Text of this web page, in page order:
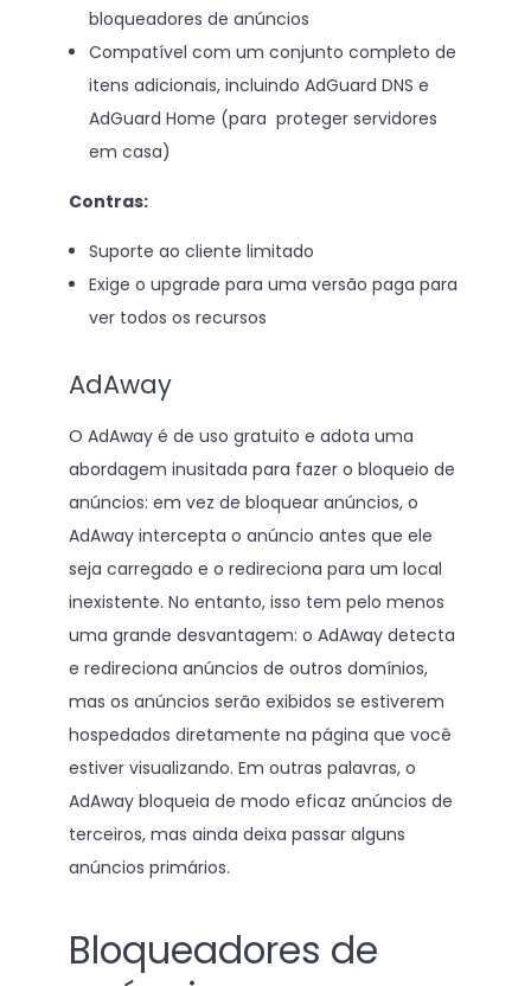
bloqueadores de anúncios
Compatível com um conjunto completo de
itens adicionais, incluindo AdGuard DNS e
AdGuard Home (para proteger servidores
em casa)
Contras:
Suporte ao cliente limitado
Exige o upgrade para uma versão paga para
ver todos os recursos
AdAway
O AdAway é de uso gratuito e adota uma
abordagem inusitada para fazer o bloqueio de
anúncios: em vez de bloquear anúncios, o
AdAway intercepta o anúncio antes que ele
seja carregado e o redireciona para um local
inexistente. No entanto, isso tem pelo menos
uma grande desvantagem: o AdAway detecta
e redireciona anúncios de outros domínios,
mas os anúncios serão exibidos se estiverem
hospedados diretamente na página que você
estiver visualizando. Em outras palavras, o
AdAway bloqueia de modo eficaz anúncios de
terceiros, mas ainda deixa passar alguns
anúncios primários.
Bloqueadores de